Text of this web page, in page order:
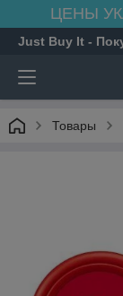
ЦЕНЫ
Just Buy It -
Товары